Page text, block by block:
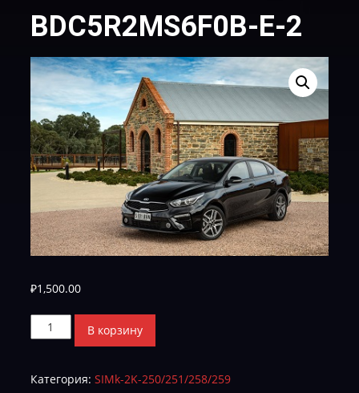
BDC5R2MS6F0B-Е-2
₽1,500.00
Количество
товара
Е-2
В корзину
Категория: SIMk-2K-250/251/258/259